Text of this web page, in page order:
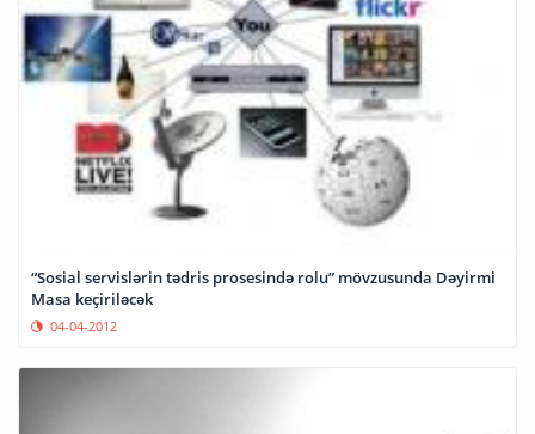
“Sosial servislərin tədris prosesində rolu” mövzusunda Dəyirmi
Masa keçiriləcək
04-04-2012